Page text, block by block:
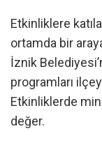
Etkinliklere
ortamda bir
İznik
programları
Etkinliklerde
değer.